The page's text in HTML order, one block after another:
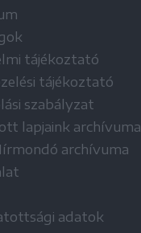
tájékoztató
tájékoztató
szabályzat
lapjaink archívuma
archívuma
adatok